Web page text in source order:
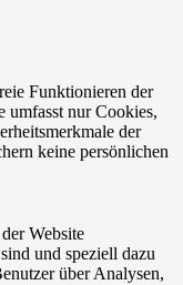
Funktionieren der
umfasst nur Cookies,
der
keine persönlichen
Website
und speziell dazu
über Analysen,